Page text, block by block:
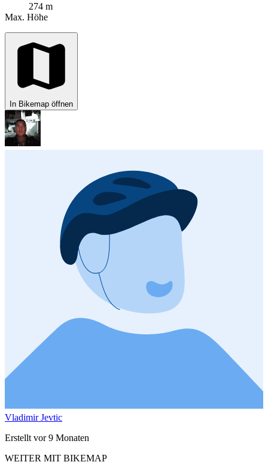
274 m
Max. Höhe
In Bikemap öffnen
Vladimir Jevtic
Erstellt vor 9 Monaten
WEITER MIT BIKEMAP